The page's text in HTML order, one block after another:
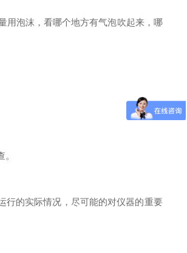
泡沫，看哪个地方有气泡吹起来，哪
的实际情况，尽可能的对仪器的重要